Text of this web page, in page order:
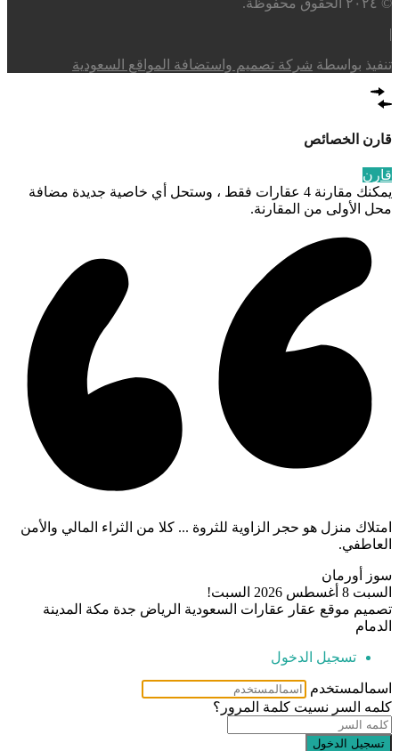
|
تنفيذ بواسطة شركة تصميم واستضافة المواقع السعودية
قارن الخصائص
قارن
يمكنك مقارنة 4 عقارات فقط ، وستحل أي خاصية جديدة مضافة
محل الأولى من المقارنة.
امتلاك منزل هو حجر الزاوية للثروة ... كلا من الثراء المالي والأمن
العاطفي.
سوز أورمان
السبت 8 أغسطس 2026
السبت!
تصميم موقع عقار عقارات السعودية الرياض جدة مكة المدينة
الدمام
تسجيل الدخول
اسمالمستخدم
كلمه السر نسيت كلمة المرور؟
تسجيل الدخول